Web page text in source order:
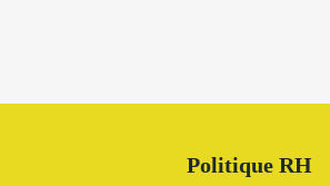
Politique RH